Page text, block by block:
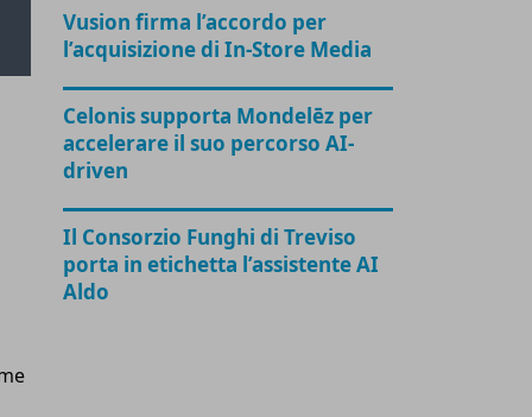
Vusion firma l’accordo per
l’acquisizione di In-Store Media
Celonis supporta Mondelēz per
accelerare il suo percorso AI-
driven
Il Consorzio Funghi di Treviso
porta in etichetta l’assistente AI
Aldo